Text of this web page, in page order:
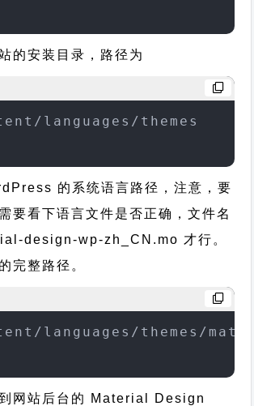
的安装目录，路径为
languages/themes
的系统语言路径，注意，要
要看下语言文件是否正确，文件名
design-wp-zh_CN.mo 才行。
完整路径。
languages/themes/
网站后台的 Material Design